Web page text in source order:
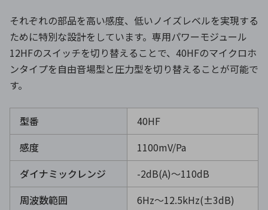
それぞれの部品を高い感度、低いノイズレベルを実現する
ために特別な設計をしています。専用パワーモジュール
12HFのスイッチを切り替えることで、40HFのマイクロホ
ンタイプを自由音場型と圧力型を切り替えることが可能で
す。
型番
40HF
感度
1100mV/Pa
ダイナミックレンジ
-2dB(A)～110dB
周波数範囲
6Hz～12.5kHz(±3dB)